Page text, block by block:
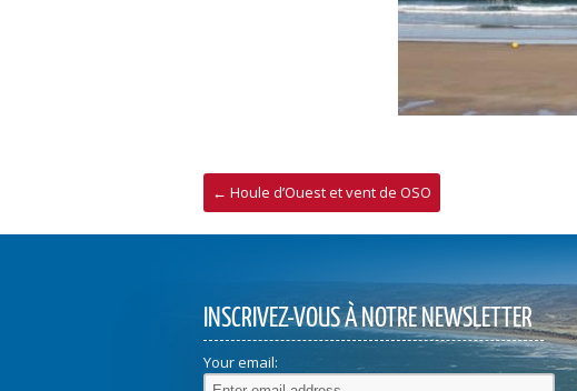
← Houle d’Ouest et vent de OSO
INSCRIVEZ-VOUS À NOTRE NEWSLETTER
Your email: